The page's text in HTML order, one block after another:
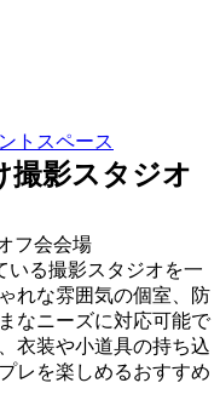
トスペース
撮影スタジオ
フ会会場
いる撮影スタジオを一
れな雰囲気の個室、防
なニーズに対応可能で
衣装や小道具の持ち込
レを楽しめるおすすめ